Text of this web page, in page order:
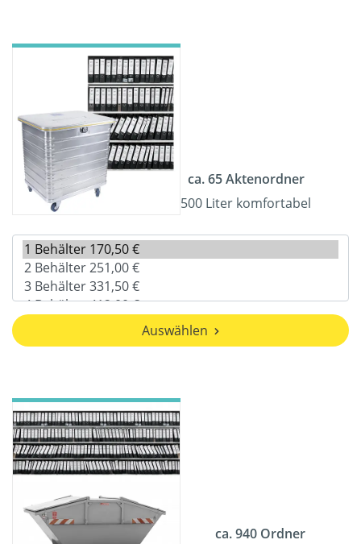
ca. 65 Aktenordner
500 Liter komfortabel
Auswählen
ca. 940 Ordner